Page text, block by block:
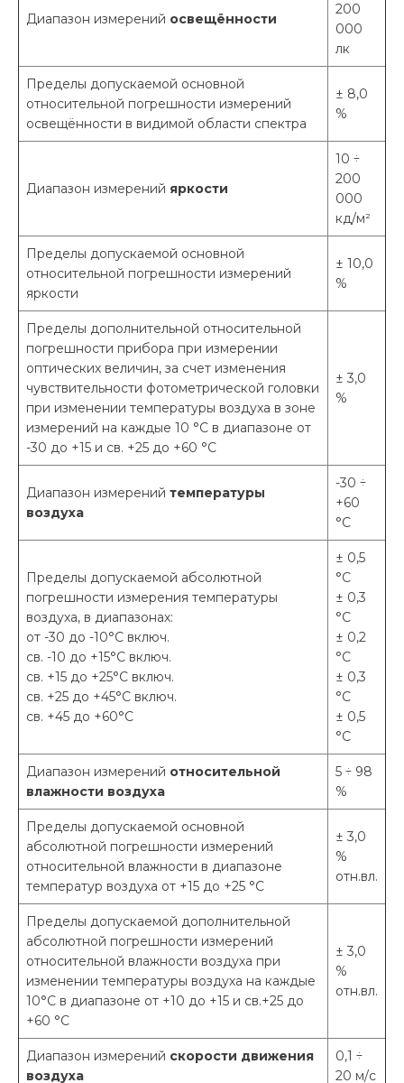
Диапазон измерений освещённости
200
000
лк
Пределы допускаемой основной
относительной погрешности измерений
освещённости в видимой области спектра
± 8,0
%
Диапазон измерений яркости
10 ÷
200
000
кд/м²
Пределы допускаемой основной
относительной погрешности измерений
яркости
± 10,0
%
Пределы дополнительной относительной
погрешности прибора при измерении
оптических величин, за счет изменения
чувствительности фотометрической головки
при изменении температуры воздуха в зоне
измерений на каждые 10 °С в диапазоне от
-30 до +15 и св. +25 до +60 °С
± 3,0
%
Диапазон измерений температуры
воздуха
-30 ÷
+60
°С
Пределы допускаемой абсолютной
погрешности измерения температуры
воздуха, в диапазонах:
от -30 до -10°С включ.
св. -10 до +15°С включ.
св. +15 до +25°С включ.
св. +25 до +45°С включ.
св. +45 до +60°С
± 0,5
°С
± 0,3
°С
± 0,2
°С
± 0,3
°С
± 0,5
°С
Диапазон измерений относительной
влажности воздуха
5 ÷ 98
%
Пределы допускаемой основной
абсолютной погрешности измерений
относительной влажности в диапазоне
температур воздуха от +15 до +25 °С
± 3,0
%
отн.вл.
Пределы допускаемой дополнительной
абсолютной погрешности измерений
относительной влажности воздуха при
изменении температуры воздуха на каждые
10°С в диапазоне от +10 до +15 и св.+25 до
+60 °С
± 3,0
%
отн.вл.
Диапазон измерений скорости движения
воздуха
0,1 ÷
20 м/с